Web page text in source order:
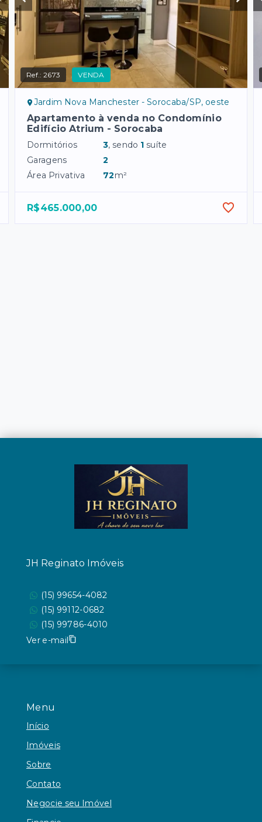
Ref.:2673 VENDA
Jardim Nova Manchester - Sorocaba/SP, oeste
Apartamento à venda no Condomínio
Edifício Atrium - Sorocaba
Dormitórios 3, sendo 1 suíte
Garagens
2
Área Privativa
72m²
R$465.000,00
Menu
Início
Imóveis
Sobre
Contato
Negocie seu Imóvel
JH Reginato Imóveis
(15) 99654-4082
(15) 99112-0682
(15) 99786-4010
Ver e-mail